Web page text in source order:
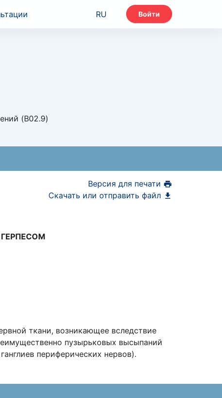
RU Войти
(B02.9)
Версия для печати
Скачать или отправить файл
ткани, возникающее вследствие
пузырьковых высыпаний
периферических нервов).